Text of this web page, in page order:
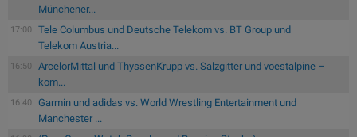
Münchener...
17:00
Tele Columbus und Deutsche Telekom vs. BT Group und
Telekom Austria...
16:50
ArcelorMittal und ThyssenKrupp vs. Salzgitter und voestalpine –
kom...
16:40
Garmin und adidas vs. World Wrestling Entertainment und
Manchester ...